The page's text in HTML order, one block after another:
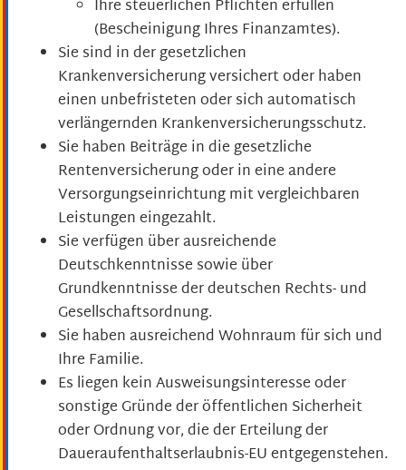
Ihre steuerlichen Pflichten erfüllen
(Bescheinigung Ihres Finanzamtes).
Sie sind in der gesetzlichen
Krankenversicherung versichert oder haben
einen unbefristeten oder sich automatisch
verlängernden Krankenversicherungsschutz.
Sie haben Beiträge in die gesetzliche
Rentenversicherung oder in eine andere
Versorgungseinrichtung mit vergleichbaren
Leistungen eingezahlt.
Sie verfügen über ausreichende
Deutschkenntnisse sowie über
Grundkenntnisse der deutschen Rechts- und
Gesellschaftsordnung.
Sie haben ausreichend Wohnraum für sich und
Ihre Familie.
Es liegen kein Ausweisungsinteresse oder
sonstige Gründe der öffentlichen Sicherheit
oder Ordnung vor, die der Erteilung der
Daueraufenthaltserlaubnis-EU entgegenstehen.